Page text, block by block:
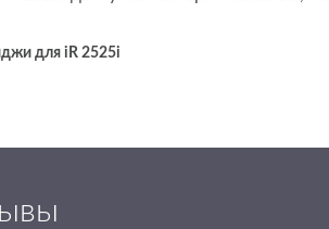
для iR 2525i